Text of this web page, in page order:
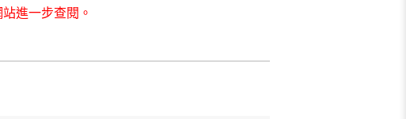
進一步查閱。